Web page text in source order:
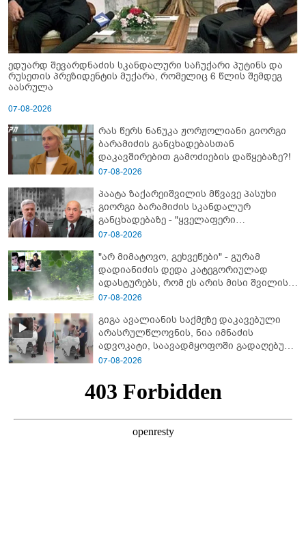
ედუარდ შევარდნაძის სკანდალური საჩუქარი პუტინს და
რუსეთის პრეზიდენტის მუქარა, რომელიც 6 წლის შემდეგ
აასრულა
07-08-2026
რას წერს ნანუკა ჟორჟოლიანი გიორგი
ბარამიძის განცხადებასთან
დაკავშირებით გამოძიების დაწყებაზე?!
07-08-2026
პაატა ზაქარეიშვილის მწვავე პასუხი
გიორგი ბარამიძის სკანდალურ
განცხადებაზე - "ყველაფერი
დეტალურად ვიცი... კამანში მოკლული
ბარამიძე კი ტყუის"
07-08-2026
"არ მიმატოვო, გეხვეწები" - გუ­რა­მ
დადიანიძის დედა კა­ტე­გო­რი­უ­ლად
ადას­ტუ­რებს, რომ ეს არის მისი შვი­ლის
ხმა
07-08-2026
გიგა ავალიანის საქმეზე დაკავებული
არასრულწლოვნის, ნია იმნაძის
ადვოკატი, საავადმყოფოში გადაღებულ
კადრებს ავრცელებს
07-08-2026